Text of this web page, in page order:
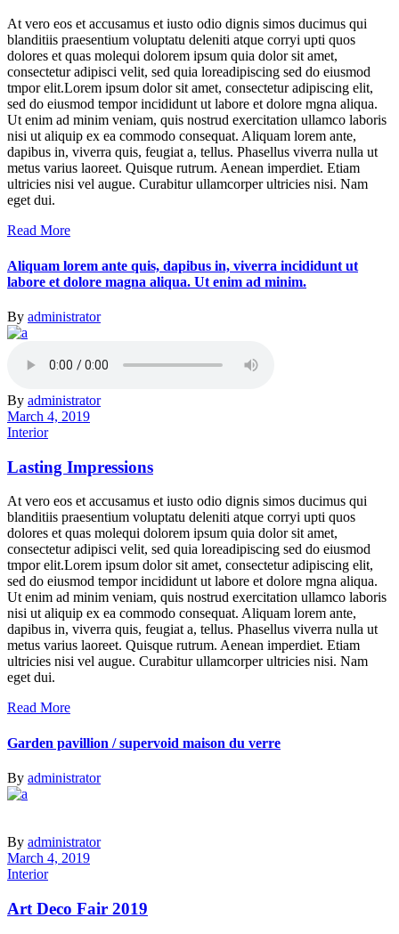
At vero eos et accusamus et iusto odio dignis simos ducimus qui
blanditiis praesentium voluptatu deleniti atque corryi upti quos
dolores et quas molequi dolorem ipsum quia dolor sit amet,
consectetur adipisci velit, sed quia loreadipiscing sed do eiusmod
tmpor elit.Lorem ipsum dolor sit amet, consectetur adipiscing elit,
sed do eiusmod tempor incididunt ut labore et dolore mgna aliqua.
Ut enim ad minim veniam, quis nostrud exercitation ullamco laboris
nisi ut aliquip ex ea commodo consequat. Aliquam lorem ante,
dapibus in, viverra quis, feugiat a, tellus. Phasellus viverra nulla ut
metus varius laoreet. Quisque rutrum. Aenean imperdiet. Etiam
ultricies nisi vel augue. Curabitur ullamcorper ultricies nisi. Nam
eget dui.
Read More
Aliquam lorem ante quis, dapibus in, viverra incididunt ut
labore et dolore magna aliqua. Ut enim ad minim.
By administrator
By administrator
March 4, 2019
Interior
Lasting Impressions
At vero eos et accusamus et iusto odio dignis simos ducimus qui
blanditiis praesentium voluptatu deleniti atque corryi upti quos
dolores et quas molequi dolorem ipsum quia dolor sit amet,
consectetur adipisci velit, sed quia loreadipiscing sed do eiusmod
tmpor elit.Lorem ipsum dolor sit amet, consectetur adipiscing elit,
sed do eiusmod tempor incididunt ut labore et dolore mgna aliqua.
Ut enim ad minim veniam, quis nostrud exercitation ullamco laboris
nisi ut aliquip ex ea commodo consequat. Aliquam lorem ante,
dapibus in, viverra quis, feugiat a, tellus. Phasellus viverra nulla ut
metus varius laoreet. Quisque rutrum. Aenean imperdiet. Etiam
ultricies nisi vel augue. Curabitur ullamcorper ultricies nisi. Nam
eget dui.
Read More
Garden pavillion / supervoid maison du verre
By administrator
By administrator
March 4, 2019
Interior
Art Deco Fair 2019